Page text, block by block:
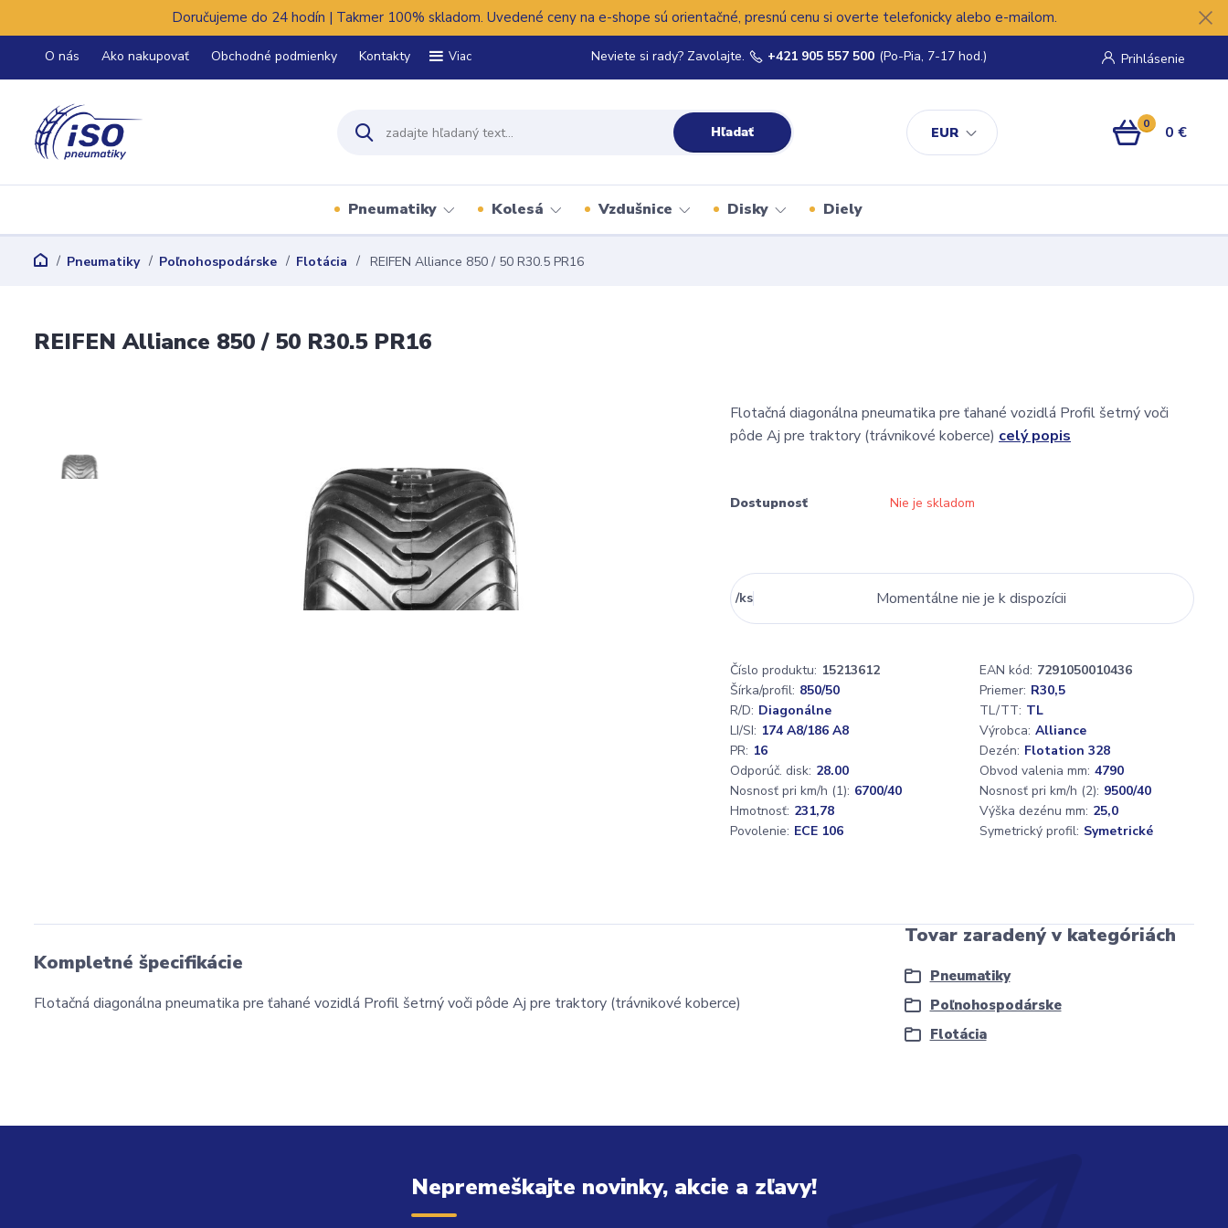
Doručujeme do 24 hodín | Takmer 100% skladom. Uvedené ceny na e-shope sú orientačné, presnú cenu si overte telefonicky alebo e-mailom.
O nás Ako nakupovať Obchodné podmienky Kontakty Viac
EUR
Prihlásenie
Hľadať
Neviete si rady? Zavolajte. +421 905 557 500 (Po-Pia, 7-17 hod.)
0 0 €
Pneumatiky Kolesá Vzdušnice Disky Diely
Pneumatiky Poľnohospodárske Flotácia REIFEN Alliance 850 / 50 R30.5 PR16
REIFEN Alliance 850 / 50 R30.5 PR16
Flotačná diagonálna pneumatika pre ťahané vozidlá Profil šetrný voči
pôde Aj pre traktory (trávnikové koberce) celý popis
Dostupnosť Nie je skladom
/ks Momentálne nie je k dispozícii
Číslo produktu: 15213612 EAN kód: 7291050010436
Šírka/profil: 850/50 Priemer: R30,5
R/D: Diagonálne TL/TT: TL
LI/SI: 174 A8/186 A8 Výrobca: Alliance
PR: 16 Dezén: Flotation 328
Odporúč. disk: 28.00 Obvod valenia mm: 4790
Nosnosť pri km/h (1): 6700/40 Nosnosť pri km/h (2): 9500/40
Hmotnosť: 231,78 Výška dezénu mm: 25,0
Povolenie: ECE 106 Symetrický profil: Symetrické
Kompletné špecifikácie
Flotačná diagonálna pneumatika pre ťahané vozidlá Profil šetrný voči pôde Aj pre traktory (trávnikové koberce)
Tovar zaradený v kategóriách
Pneumatiky
Poľnohospodárske
Flotácia
Nepremeškajte novinky, akcie a zľavy!